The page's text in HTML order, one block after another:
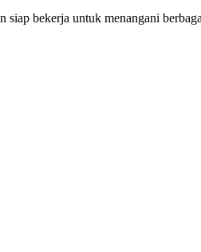
bekerja untuk menangani